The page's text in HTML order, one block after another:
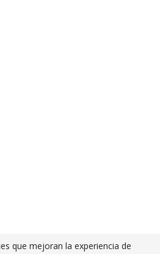
que mejoran la experiencia de